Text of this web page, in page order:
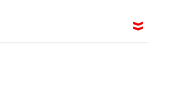
Nerven
Überraschendes.